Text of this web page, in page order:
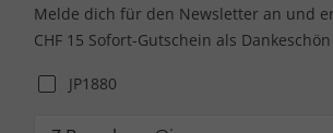
Melde dich für den Newsletter an und
CHF 15 Sofort-Gutschein als Dankeschön
JP1880